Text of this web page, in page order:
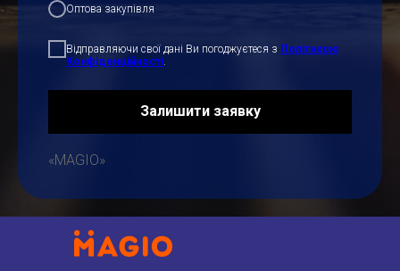
Оптова закупівля
Відправляючи свої дані Ви погоджуєтеся з Політикою
Конфіденційності
Залишити заявку
«MAGIO»